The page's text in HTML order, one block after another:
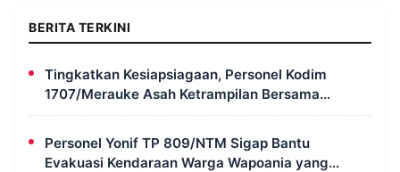
BERITA TERKINI
Tingkatkan Kesiapsiagaan, Personel Kodim
1707/Merauke Asah Ketrampilan Bersama
Petugas Damkar
Personel Yonif TP 809/NTM Sigap Bantu
Evakuasi Kendaraan Warga Wapoania yang